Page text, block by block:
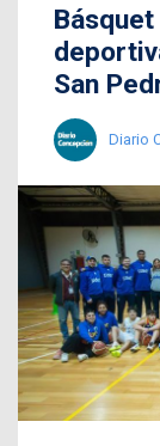
San
Diario